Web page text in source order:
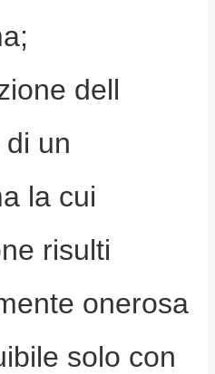
dell
di un
la cui
risulti
onerosa
solo con